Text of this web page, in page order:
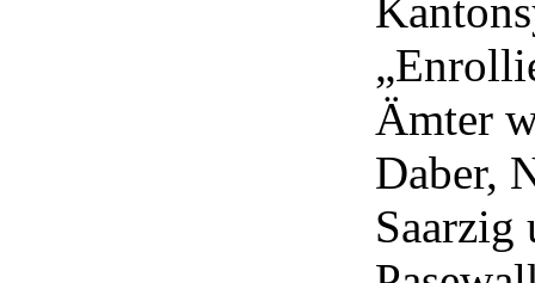
Ämter
Daber,
Saarzig